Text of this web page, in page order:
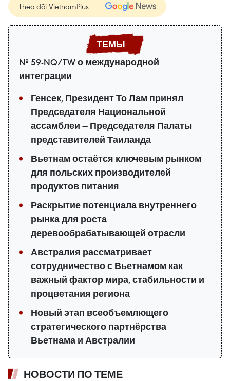
Theo dõi VietnamPlus
№ 59-NQ/TW о международной
интеграции
Генсек, Президент То Лам принял
Председателя Национальной
ассамблеи — Председателя Палаты
представителей Таиланда
Вьетнам остаётся ключевым рынком
для польских производителей
продуктов питания
Раскрытие потенциала внутреннего
рынка для роста
деревообрабатывающей отрасли
Австралия рассматривает
сотрудничество с Вьетнамом как
важный фактор мира, стабильности и
процветания региона
Новый этап всеобъемлющего
стратегического партнёрства
Вьетнама и Австралии
НОВОСТИ ПО ТЕМЕ